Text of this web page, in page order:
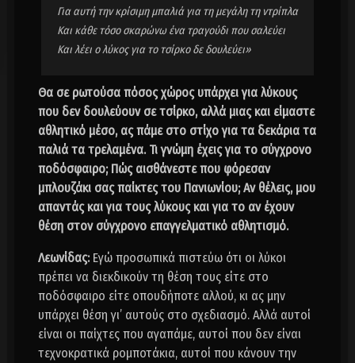
Για αυτή την κρίσιμη μπαλιά για τη μεγάλη τη ντρίπλα
Και κάθε τόσο σκαρώνω ένα τραγούδι που σαλεύει
Και λέει ο λύκος για το τσίρκο δε δουλεύει»
Θα σε ρωτούσα πόσος χώρος υπάρχει για λύκους
που δεν δουλεύουν σε τσίρκο, αλλά μιας και είμαστε
αθλητικό μέσο, ας πάμε στο στίχο για τα δεκάρια τα
παλιά τα τρελαμένα. Τι γνώμη έχεις για το σύγχρονο
ποδόσφαιρο; Πώς αισθάνεστε που φόρεσαν
μπλουζάκι σας παίκτες του Πανιωνίου; Αν θέλεις, μου
απαντάς και για τους λύκους και για το αν έχουν
θέση στον σύγχρονο επαγγελματικό αθλητισμό.
Λεωνίδας:Εγώ προσωπικά πιστεύω ότι οι λύκοι
πρέπει να διεκδικούν τη θέση τους είτε στο
ποδόσφαιρο είτε οπουδήποτε αλλού, κι ας μην
υπάρχει θέση γι’ αυτούς στο σχεδιασμό. Αλλά αυτοί
είναι οι παίχτες που αγαπάμε, αυτοί που δεν είναι
τεχνοκρατικά ρομποτάκια, αυτοί που κάνουν την